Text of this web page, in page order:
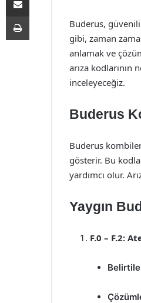
Buderus,
gibi, zaman
anlamak ve
arıza
inceleyeceğiz.
Buderus
Buderus
gösterir. Bu
yardımcı olur.
Yaygın
F.0 – F.2: